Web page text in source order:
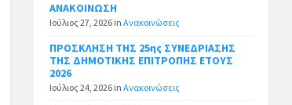
ΑΝΑΚΟΙΝΩΣΗ
Ιούλιος 27, 2026 inΑνακοινώσεις
ΠΡΟΣΚΛΗΣΗ ΤΗΣ 25ης ΣΥΝΕΔΡΙΑΣΗΣ
ΤΗΣ ΔΗΜΟΤΙΚΗΣ ΕΠΙΤΡΟΠΗΣ ΕΤΟΥΣ
2026
Ιούλιος 24, 2026 inΑνακοινώσεις